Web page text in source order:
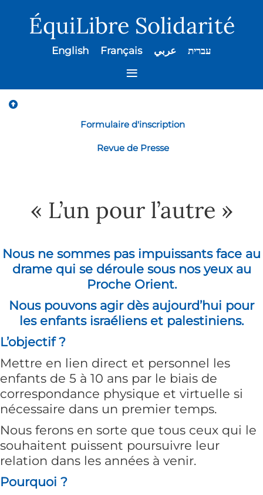
ÉquiLibre Solidarité
English Français عربي עברית
≡
Formulaire d'inscription
Revue de Presse
« L’un pour l’autre »
Nous ne sommes pas impuissants face au
drame qui se déroule sous nos yeux au
Proche Orient.
Nous pouvons agir dès aujourd’hui pour
les enfants israéliens et palestiniens.
L’objectif ?
Mettre en lien direct et personnel les
enfants de 5 à 10 ans par le biais de
correspondance physique et virtuelle si
nécessaire dans un premier temps.
Nous ferons en sorte que tous ceux qui le
souhaitent puissent poursuivre leur
relation dans les années à venir.
Pourquoi ?